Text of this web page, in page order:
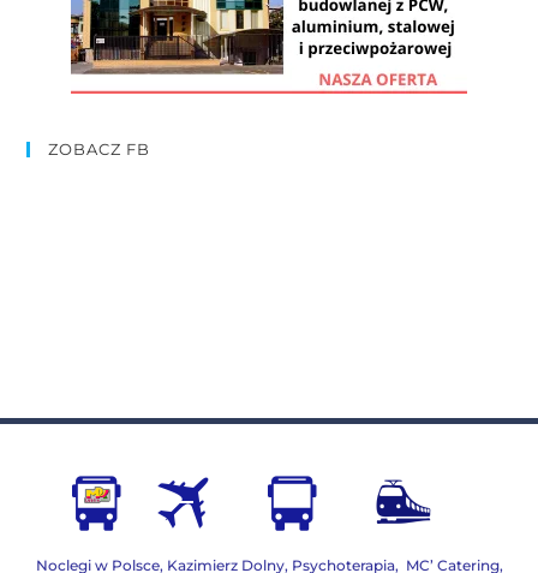
ZOBACZ FB
Noclegi w Polsce, Kazimierz Dolny, Psychoterapia, MC’ Catering,